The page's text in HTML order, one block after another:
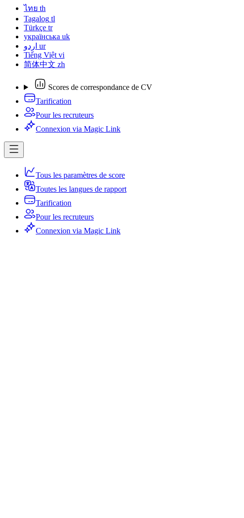
ไทย th
Tagalog tl
Türkçe tr
українська uk
اردو ur
Tiếng Việt vi
简体中文 zh
Scores de correspondance de CV
Tarification
Pour les recruteurs
Connexion via Magic Link
Tous les paramètres de score
Toutes les langues de rapport
Tarification
Pour les recruteurs
Connexion via Magic Link